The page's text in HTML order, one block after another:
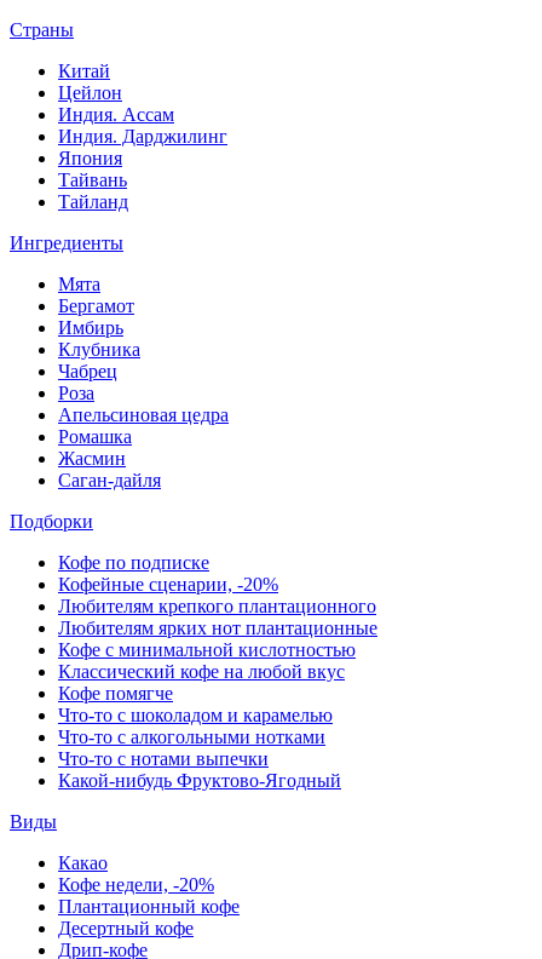
Страны
Китай
Цейлон
Индия. Ассам
Индия. Дарджилинг
Япония
Тайвань
Тайланд
Ингредиенты
Мята
Бергамот
Имбирь
Клубника
Чабрец
Роза
Апельсиновая цедра
Ромашка
Жасмин
Саган-дайля
Подборки
Кофе по подписке
Кофейные сценарии, -20%
Любителям крепкого плантационного
Любителям ярких нот плантационные
Кофе с минимальной кислотностью
Классический кофе на любой вкус
Кофе помягче
Что-то с шоколадом и карамелью
Что-то с алкогольными нотками
Что-то с нотами выпечки
Какой-нибудь Фруктово-Ягодный
Виды
Какао
Кофе недели, -20%
Плантационный кофе
Десертный кофе
Дрип-кофе